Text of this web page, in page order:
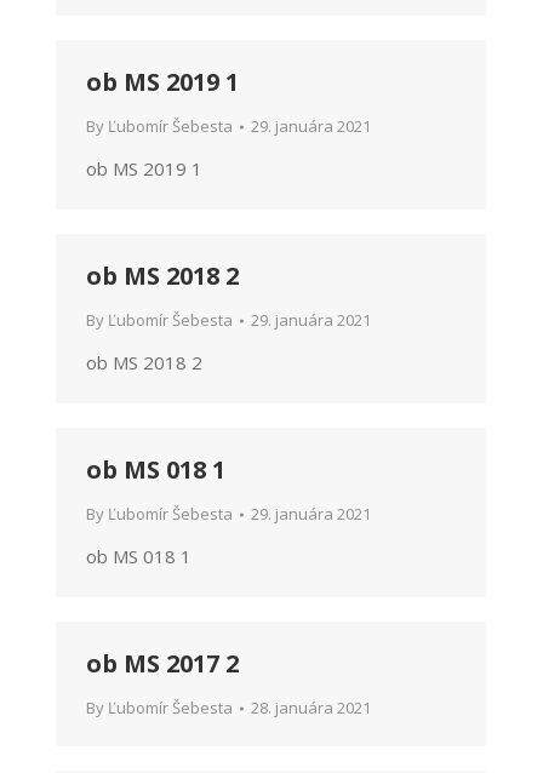
ob MS 2019 1
By Ľubomír Šebesta 29. januára 2021
ob MS 2019 1
ob MS 2018 2
By Ľubomír Šebesta 29. januára 2021
ob MS 2018 2
ob MS 018 1
By Ľubomír Šebesta 29. januára 2021
ob MS 018 1
ob MS 2017 2
By Ľubomír Šebesta 28. januára 2021